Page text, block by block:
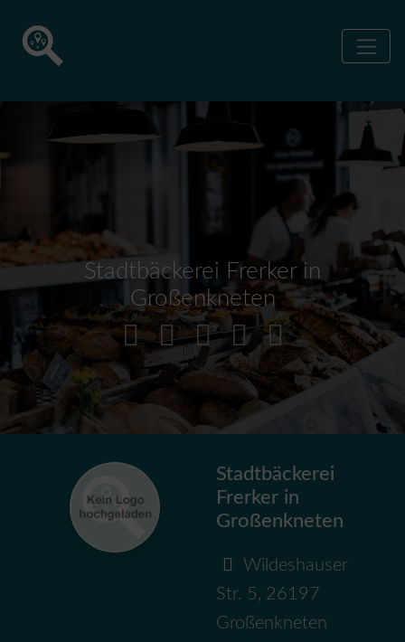
Stadtbäckerei Frerker in
Großenkneten
Stadtbäckerei
Frerker in
Großenkneten
Wildeshauser
Str. 5, 26197
Großenkneten